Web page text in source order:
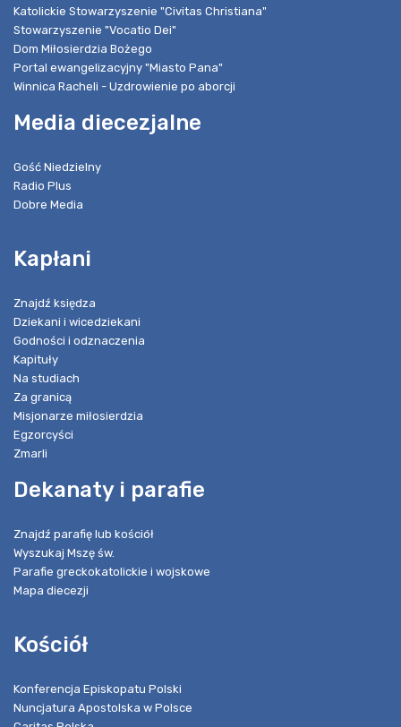
Katolickie Stowarzyszenie "Civitas Christiana"
Stowarzyszenie "Vocatio Dei"
Dom Miłosierdzia Bożego
Portal ewangelizacyjny "Miasto Pana"
Winnica Racheli - Uzdrowienie po aborcji
Media diecezjalne
Gość Niedzielny
Radio Plus
Dobre Media
Kapłani
Znajdź księdza
Dziekani i wicedziekani
Godności i odznaczenia
Kapituły
Na studiach
Za granicą
Misjonarze miłosierdzia
Egzorcyści
Zmarli
Dekanaty i parafie
Znajdź parafię lub kościół
Wyszukaj Mszę św.
Parafie greckokatolickie i wojskowe
Mapa diecezji
Kościół
Konferencja Episkopatu Polski
Nuncjatura Apostolska w Polsce